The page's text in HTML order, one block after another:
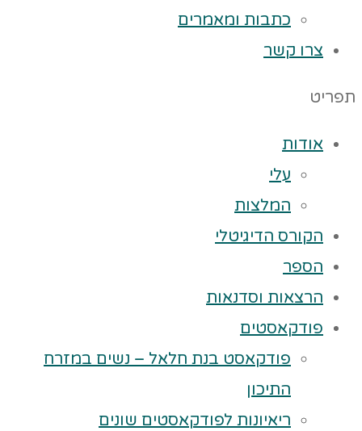
כתבות ומאמרים
צרו קשר
תפריט
אודות
עלי
המלצות
הקורס הדיגיטלי
הספר
הרצאות וסדנאות
פודקאסטים
פודקאסט בנת חלאל – נשים במזרח
התיכון
ריאיונות לפודקאסטים שונים